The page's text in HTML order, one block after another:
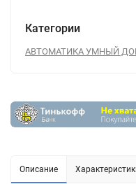
Категории
АВТОМАТИКА УМНЫЙ
Описание